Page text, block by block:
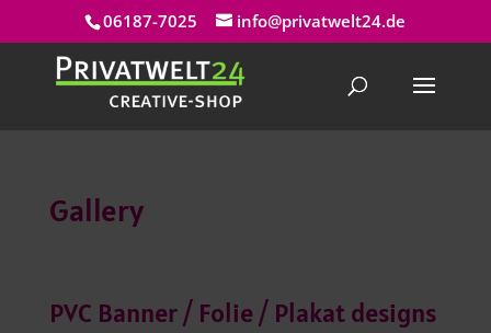
06187-7025 info@privatwelt24.de
Gallery
PVC Banner / Folie / Plakat designs